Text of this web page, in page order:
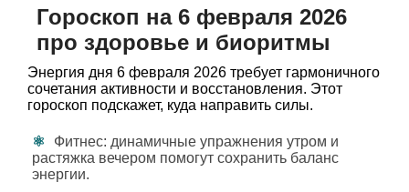
Гороскоп на 6 февраля 2026
про здоровье и биоритмы
Энергия дня 6 февраля 2026 требует гармоничного
сочетания активности и восстановления. Этот
гороскоп подскажет, куда направить силы.
Фитнес: динамичные упражнения утром и
растяжка вечером помогут сохранить баланс
энергии.